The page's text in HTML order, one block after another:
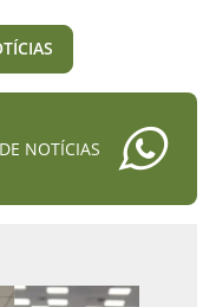
NOTÍCIAS